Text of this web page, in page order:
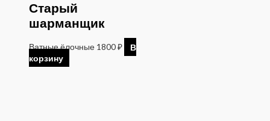
Старый
шарманщик
Ватные ёлочные 1800₽
В
корзину